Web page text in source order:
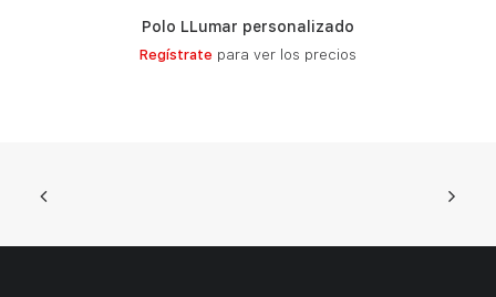
Polo LLumar personalizado
Regístrate para ver los precios